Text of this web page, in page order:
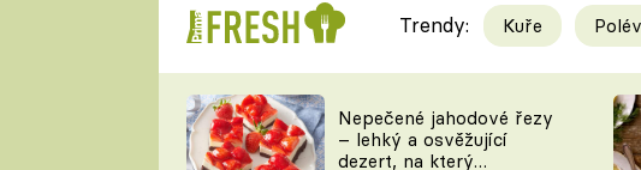
Videorecepty
TEĎ VAŘÍ ŠÉF!
Trendy: Kuře
Nepečené jahodové řezy
– lehký a osvěžující
dezert, na který